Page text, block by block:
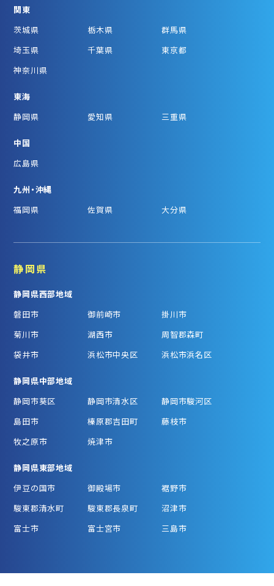
関東
茨城県
栃木県
群馬県
埼玉県
千葉県
東京都
神奈川県
東海
静岡県
愛知県 三重県
中国
広島県
九州・沖縄
福岡県
佐賀県 大分県
静岡県
静岡県西部地域
磐田市
御前崎市
掛川市
菊川市
湖西市
周智郡森町
袋井市
浜松市中央区 浜松市浜名区
静岡県中部地域
静岡市葵区
静岡市清水区
静岡市駿河区
島田市
榛原郡吉田町
藤枝市
牧之原市
焼津市
静岡県東部地域
伊豆の国市
御殿場市
裾野市
駿東郡清水町
駿東郡長泉町
沼津市
富士市
富士宮市 三島市